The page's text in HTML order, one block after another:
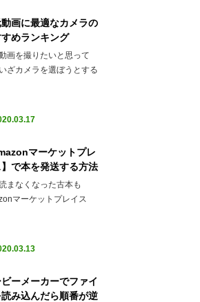
画に最適なカメラの
めランキング
画を撮りたいと思って
ざカメラを選ぼうとする
マーケットプレ
で本を発送する方法
まなくなった古本も
マーケットプレイス
ーメーカーでファイ
み込んだら順番が逆